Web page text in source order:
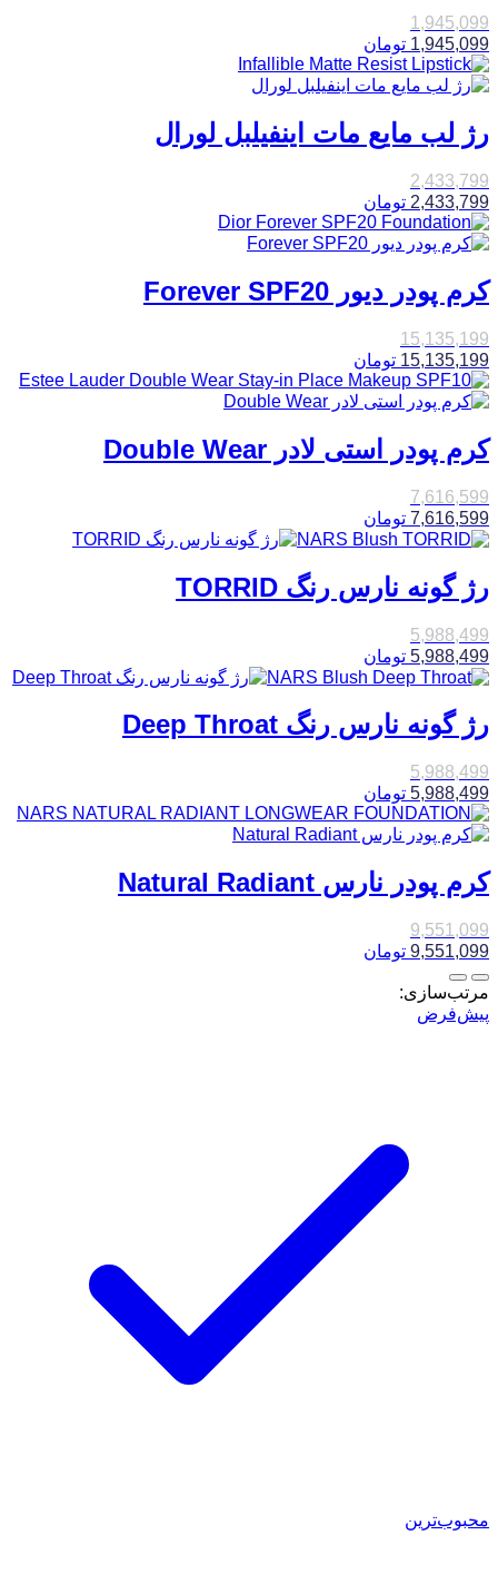
1,945,099
1,945,099 تومان
رژ لب مایع مات اینفیلبل لورال
2,433,799
2,433,799 تومان
کرم پودر دیور Forever SPF20
15,135,199
15,135,199 تومان
کرم پودر استی لادر Double Wear
7,616,599
7,616,599 تومان
رژ گونه نارس رنگ TORRID
5,988,499
5,988,499 تومان
رژ گونه نارس رنگ Deep Throat
5,988,499
5,988,499 تومان
کرم پودر نارس Natural Radiant
9,551,099
9,551,099 تومان
مرتب‌سازی:
پیش‌فرض
محبوب‌ترین